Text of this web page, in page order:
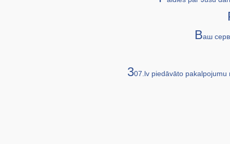
Ваш
307.lv piedāvāto